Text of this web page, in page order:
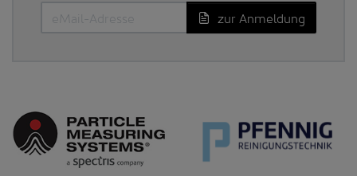
zur Anmeldung